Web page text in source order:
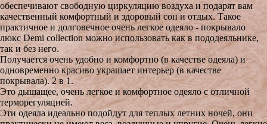
обеспечивают свободную циркуляцию воздуха и подарят вам
качественный комфортный и здоровый сон и отдых. Такое
практичное и долговечное очень легкое одеяло - покрывало
люкс Demi collection можно использовать как в пододеяльнике,
так и без него.
Получается очень удобно и комфортно (в качестве одеяла) и
одновременно красиво украшает интерьер (в качестве
покрывала). 2 в 1.
Это дышащее, очень легкое и комфортное одеяло с отличной
терморегуляцией.
Эти одеяла идеально подойдут для теплых летних ночей, они